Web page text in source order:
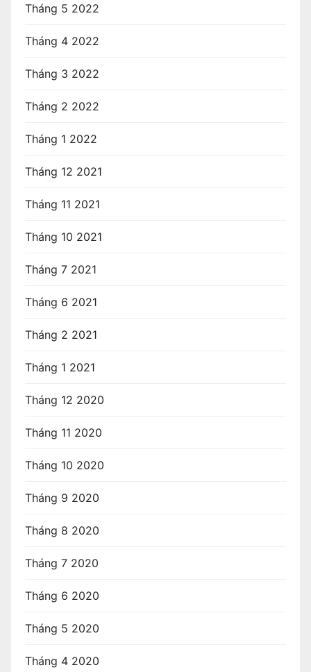
Tháng 5 2022
Tháng 4 2022
Tháng 3 2022
Tháng 2 2022
Tháng 1 2022
Tháng 12 2021
Tháng 11 2021
Tháng 10 2021
Tháng 7 2021
Tháng 6 2021
Tháng 2 2021
Tháng 1 2021
Tháng 12 2020
Tháng 11 2020
Tháng 10 2020
Tháng 9 2020
Tháng 8 2020
Tháng 7 2020
Tháng 6 2020
Tháng 5 2020
Tháng 4 2020